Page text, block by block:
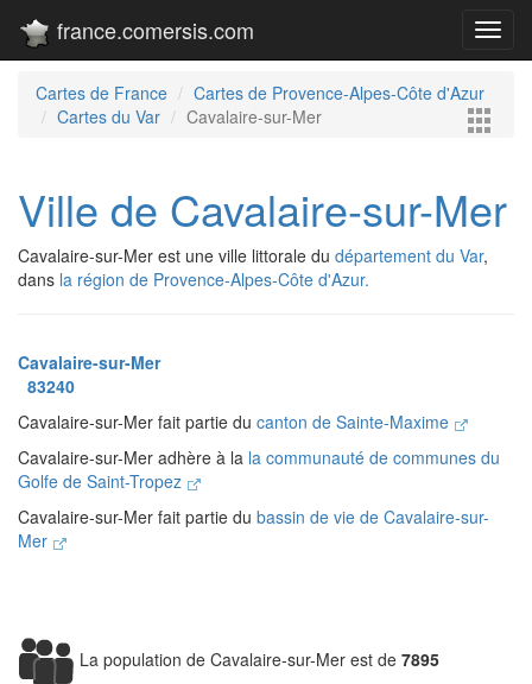
france.comersis.com
Cartes de France
Cartes de Provence-Alpes-Côte d'Azur
Cartes du Var
Cavalaire-sur-Mer
Ville de Cavalaire-sur-Mer
Cavalaire-sur-Mer est une ville littorale du département du Var,
dans la région de Provence-Alpes-Côte d'Azur.
Cavalaire-sur-Mer
83240
Cavalaire-sur-Mer fait partie du canton de Sainte-Maxime
Cavalaire-sur-Mer adhère à la la communauté de communes du
Golfe de Saint-Tropez
Cavalaire-sur-Mer fait partie du bassin de vie de Cavalaire-sur-
Mer
La population de Cavalaire-sur-Mer est de 7895